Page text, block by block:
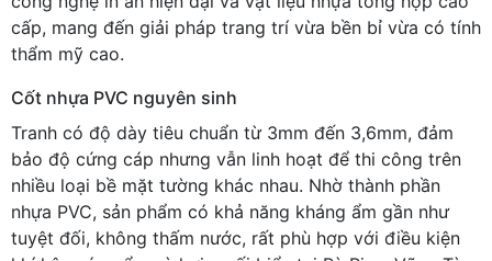
cấp, mang đến giải pháp trang trí vừa bền bỉ vừa có tính
thẩm mỹ cao.
Cốt nhựa PVC nguyên sinh
Tranh có độ dày tiêu chuẩn từ 3mm đến 3,6mm, đảm
bảo độ cứng cáp nhưng vẫn linh hoạt để thi công trên
nhiều loại bề mặt tường khác nhau. Nhờ thành phần
nhựa PVC, sản phẩm có khả năng kháng ẩm gần như
tuyệt đối, không thấm nước, rất phù hợp với điều kiện